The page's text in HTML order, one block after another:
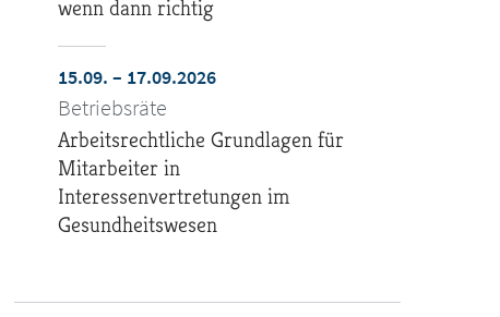
wenn dann richtig
15.09. – 17.09.2026
Betriebsräte
Arbeitsrechtliche Grundlagen für
Mitarbeiter in
Interessenvertretungen im
Gesundheitswesen